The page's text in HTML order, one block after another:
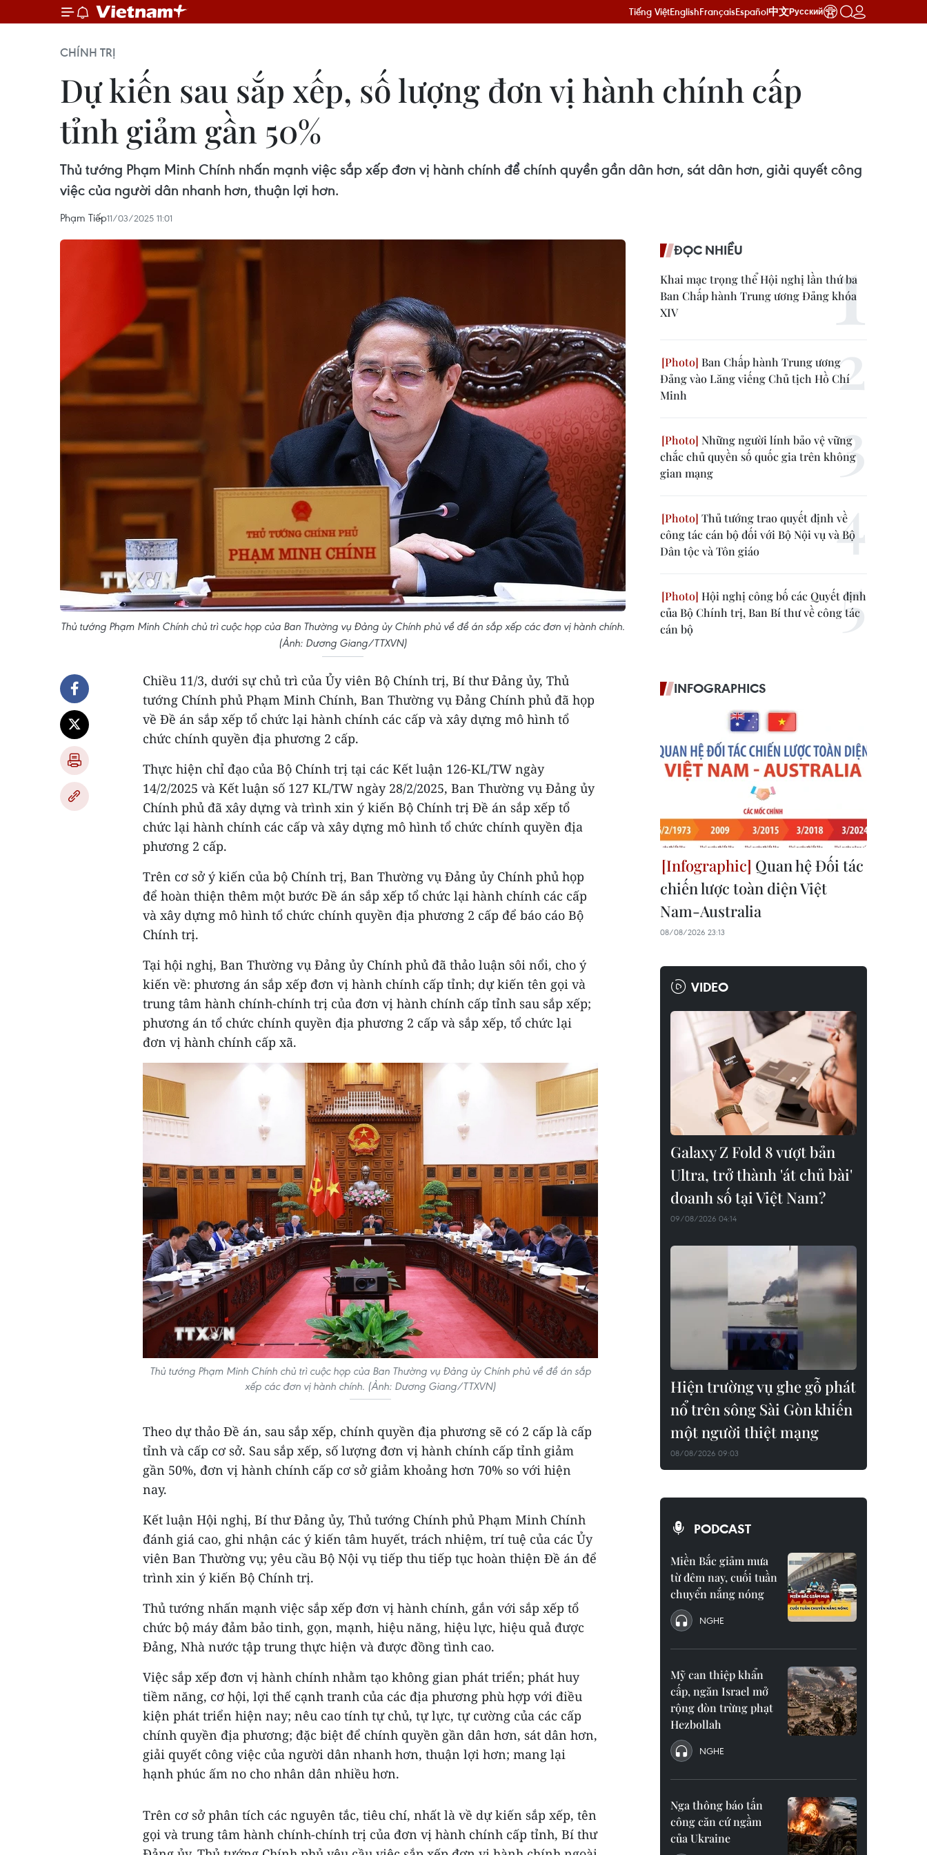
Tiếng ViệtEnglishFrançaisEspañol中文Русский
CHÍNH TRỊ
Dự kiến sau sắp xếp, số lượng đơn vị hành chính cấp
tỉnh giảm gần 50%
Thủ tướng Phạm Minh Chính nhấn mạnh việc sắp xếp đơn vị hành chính để chính quyền gần dân hơn, sát dân hơn, giải quyết công
việc của người dân nhanh hơn, thuận lợi hơn.
Phạm Tiếp11/03/2025 11:01
Thủ tướng Phạm Minh Chính chủ trì cuộc họp của Ban Thường vụ Đảng ủy Chính phủ về đề án sắp xếp các đơn vị hành chính.
(Ảnh: Dương Giang/TTXVN)
Chiều 11/3, dưới sự chủ trì của Ủy viên Bộ Chính trị, Bí thư Đảng ủy, Thủ
tướng Chính phủ Phạm Minh Chính, Ban Thường vụ Đảng Chính phủ đã họp
về Đề án sắp xếp tổ chức lại hành chính các cấp và xây dựng mô hình tổ
chức chính quyền địa phương 2 cấp.
Thực hiện chỉ đạo của Bộ Chính trị tại các Kết luận 126-KL/TW ngày
14/2/2025 và Kết luận số 127 KL/TW ngày 28/2/2025, Ban Thường vụ Đảng ủy
Chính phủ đã xây dựng và trình xin ý kiến Bộ Chính trị Đề án sắp xếp tổ
chức lại hành chính các cấp và xây dựng mô hình tổ chức chính quyền địa
phương 2 cấp.
Trên cơ sở ý kiến của bộ Chính trị, Ban Thường vụ Đảng ủy Chính phủ họp
để hoàn thiện thêm một bước Đề án sắp xếp tổ chức lại hành chính các cấp
và xây dựng mô hình tổ chức chính quyền địa phương 2 cấp để báo cáo Bộ
Chính trị.
Tại hội nghị, Ban Thường vụ Đảng ủy Chính phủ đã thảo luận sôi nổi, cho ý
kiến về: phương án sắp xếp đơn vị hành chính cấp tỉnh; dự kiến tên gọi và
trung tâm hành chính-chính trị của đơn vị hành chính cấp tỉnh sau sắp xếp;
phương án tổ chức chính quyền địa phương 2 cấp và sắp xếp, tổ chức lại
đơn vị hành chính cấp xã.
Thủ tướng Phạm Minh Chính chủ trì cuộc họp của Ban Thường vụ Đảng ủy Chính phủ về đề án sắp
xếp các đơn vị hành chính. (Ảnh: Dương Giang/TTXVN)
Theo dự thảo Đề án, sau sắp xếp, chính quyền địa phương sẽ có 2 cấp là cấp
tỉnh và cấp cơ sở. Sau sắp xếp, số lượng đơn vị hành chính cấp tỉnh giảm
gần 50%, đơn vị hành chính cấp cơ sở giảm khoảng hơn 70% so với hiện
nay.
Kết luận Hội nghị, Bí thư Đảng ủy, Thủ tướng Chính phủ Phạm Minh Chính
đánh giá cao, ghi nhận các ý kiến tâm huyết, trách nhiệm, trí tuệ của các Ủy
viên Ban Thường vụ; yêu cầu Bộ Nội vụ tiếp thu tiếp tục hoàn thiện Đề án để
trình xin ý kiến Bộ Chính trị.
Thủ tướng nhấn mạnh việc sắp xếp đơn vị hành chính, gắn với sắp xếp tổ
chức bộ máy đảm bảo tinh, gọn, mạnh, hiệu năng, hiệu lực, hiệu quả được
Đảng, Nhà nước tập trung thực hiện và được đồng tình cao.
Việc sắp xếp đơn vị hành chính nhằm tạo không gian phát triển; phát huy
tiềm năng, cơ hội, lợi thế cạnh tranh của các địa phương phù hợp với điều
kiện phát triển hiện nay; nêu cao tính tự chủ, tự lực, tự cường của các cấp
chính quyền địa phương; đặc biệt để chính quyền gần dân hơn, sát dân hơn,
giải quyết công việc của người dân nhanh hơn, thuận lợi hơn; mang lại
hạnh phúc ấm no cho nhân dân nhiều hơn.
Trên cơ sở phân tích các nguyên tắc, tiêu chí, nhất là về dự kiến sắp xếp, tên
gọi và trung tâm hành chính-chính trị của đơn vị hành chính cấp tỉnh, Bí thư
ĐỌC NHIỀU
Khai mạc trọng thể Hội nghị lần thứ ba
Ban Chấp hành Trung ương Đảng khóa
XIV
Ban Chấp hành Trung ương
Đảng vào Lăng viếng Chủ tịch Hồ Chí
Minh
Những người lính bảo vệ vững
chắc chủ quyền số quốc gia trên không
gian mạng
Thủ tướng trao quyết định về
công tác cán bộ đối với Bộ Nội vụ và Bộ
Dân tộc và Tôn giáo
Hội nghị công bố các Quyết định
của Bộ Chính trị, Ban Bí thư về công tác
cán bộ
INFOGRAPHICS
Quan hệ Đối tác
chiến lược toàn diện Việt
Nam-Australia
08/08/2026 23:13
VIDEO
Galaxy Z Fold 8 vượt bản
Ultra, trở thành 'át chủ bài'
doanh số tại Việt Nam?
09/08/2026 04:14
Hiện trường vụ ghe gỗ phát
nổ trên sông Sài Gòn khiến
một người thiệt mạng
08/08/2026 09:03
PODCAST
Miền Bắc giảm mưa
từ đêm nay, cuối tuần
chuyển nắng nóng
NGHE
Mỹ can thiệp khẩn
cấp, ngăn Israel mở
rộng đòn trừng phạt
Hezbollah
NGHE
Nga thông báo tấn
công căn cứ ngầm
của Ukraine